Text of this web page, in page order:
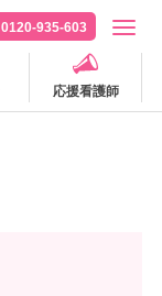
0120-935-603
応援看護師